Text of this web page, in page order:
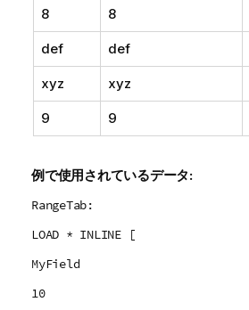
8 8
def def
xyz xyz
9 9
例で使用されているデータ:
RangeTab:
LOAD * INLINE [
MyField
10